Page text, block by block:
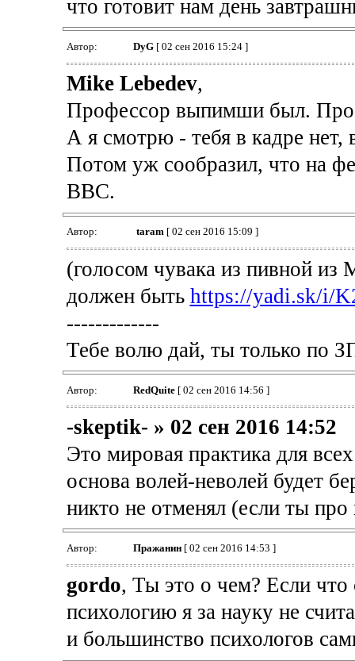
что готовит нам день
Автор: DyG[ 02 сен 2016 15:24 ]
Mike Lebedev,
Профессор выпимши был.
А я смотрю - тебя в кадре нет,
Потом уж сообразил, что на
ВВС.
Автор: taram[ 02 сен 2016 15:09 ]
(голосом чувака из пивной
должен быть https://yadi.sk/i/
-------------
Тебе волю дай, ты только по
Автор: RedQuite[ 02 сен 2016 14:56 ]
-skeptik- » 02 сен 2016 14:52
Это мировая практика для
основа волей-неволей будет
никто не отменял (если ты про
Автор: Пражанин[ 02 сен 2016 14:53 ]
gordo, Ты это о чем? Если
психологию я за науку не
и большинство психологов